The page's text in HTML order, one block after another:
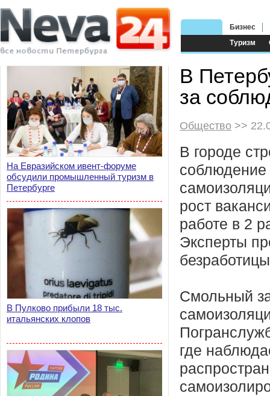
Туризм
Бизнес
На Евразийском ивент-форуме
обсудили промышленный туризм в
Петербурге
В Пулково прибыли 18 тыс.
итальянских клопов
В
за
Общество >>
В городе
рост
работе в 2
Эксперты
Смольный
где